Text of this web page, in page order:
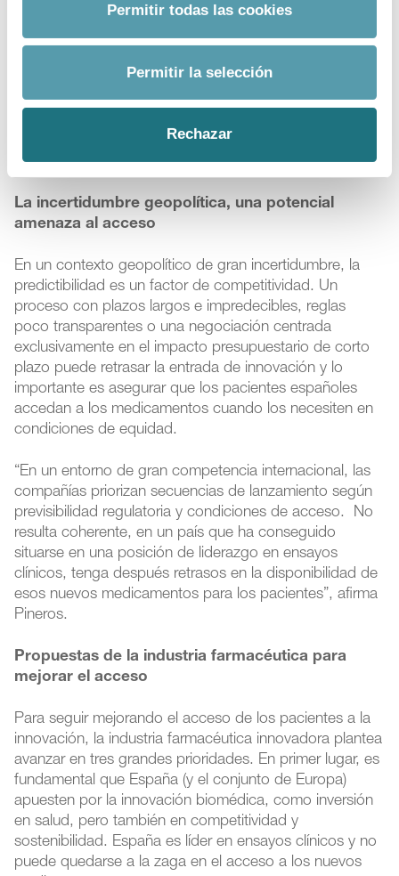
Permitir todas las cookies
Permitir la selección
Rechazar
La incertidumbre geopolítica, una potencial
amenaza al acceso
En un contexto geopolítico de gran incertidumbre, la
predictibilidad es un factor de competitividad. Un
proceso con plazos largos e impredecibles, reglas
poco transparentes o una negociación centrada
exclusivamente en el impacto presupuestario de corto
plazo puede retrasar la entrada de innovación y lo
importante es asegurar que los pacientes españoles
accedan a los medicamentos cuando los necesiten en
condiciones de equidad.
“En un entorno de gran competencia internacional, las
compañías priorizan secuencias de lanzamiento según
previsibilidad regulatoria y condiciones de acceso. No
resulta coherente, en un país que ha conseguido
situarse en una posición de liderazgo en ensayos
clínicos, tenga después retrasos en la disponibilidad de
esos nuevos medicamentos para los pacientes”, afirma
Pineros.
Propuestas de la industria farmacéutica para
mejorar el acceso
Para seguir mejorando el acceso de los pacientes a la
innovación, la industria farmacéutica innovadora plantea
avanzar en tres grandes prioridades. En primer lugar, es
fundamental que España (y el conjunto de Europa)
apuesten por la innovación biomédica, como inversión
en salud, pero también en competitividad y
sostenibilidad. España es líder en ensayos clínicos y no
puede quedarse a la zaga en el acceso a los nuevos